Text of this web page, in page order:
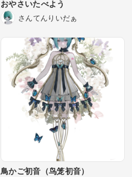
おやさいたべよう
さんてんりいだぁ
鳥かご初音（鸟笼初音）